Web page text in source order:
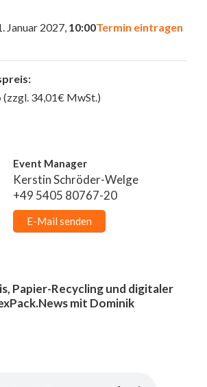
Termin eintragen
Januar 2027, 10:00
(zzgl. 34,01€ MwSt.)
Event Manager
Kerstin Schröder-Welge
+49 5405 80767-20
E-Mail senden
Papier-Recycling und digitaler
mit Dominik